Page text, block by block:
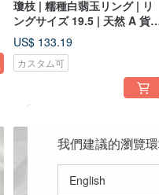
瓊枝 | 糯種白翡玉リング | リ
ングサイズ 19.5 | 天然 A 貨
翠
US$ 133.19
カスタム可
我們建議的瀏覽